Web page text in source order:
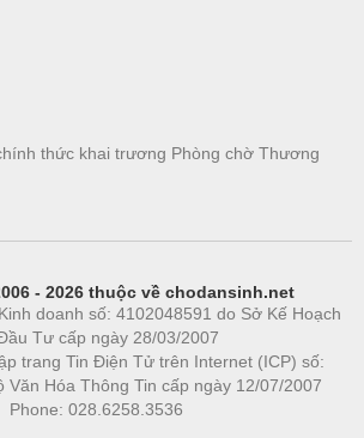
thức khai trương Phòng chờ Thương
- 2026 thuộc về chodansinh.net
doanh số: 4102048591 do Sở Kế Hoạch
Tư cấp ngày 28/03/2007
trang Tin Điện Tử trên Internet (ICP) số:
Văn Hóa Thông Tin cấp ngày 12/07/2007
Phone: 028.6258.3536